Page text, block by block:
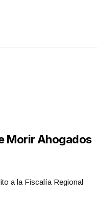
Morir Ahogados
a la Fiscalía Regional